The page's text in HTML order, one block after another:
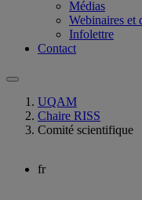
Médias
Webinaires et
Infolettre
Contact
UQAM
Chaire RISS
Comité scientifique
fr